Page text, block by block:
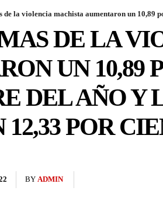
de la violencia machista aumentaron un 10,89
DE LA
UN 10,89
DEL AÑO Y
POR
BY ADMIN